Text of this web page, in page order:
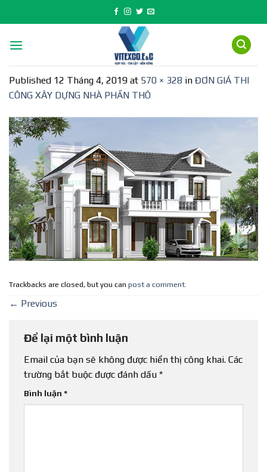
to
Published 12 Tháng 4, 2019 at 570 × 328 in ĐƠN GIÁ THI
CÔNG XÂY DỰNG NHÀ PHẦN THÔ
Trackbacks are closed, but you can post a comment.
← Previous
Để lại một bình luận
Email của bạn sẽ không được hiển thị công khai. Các
trường bắt buộc được đánh dấu *
Bình luận *